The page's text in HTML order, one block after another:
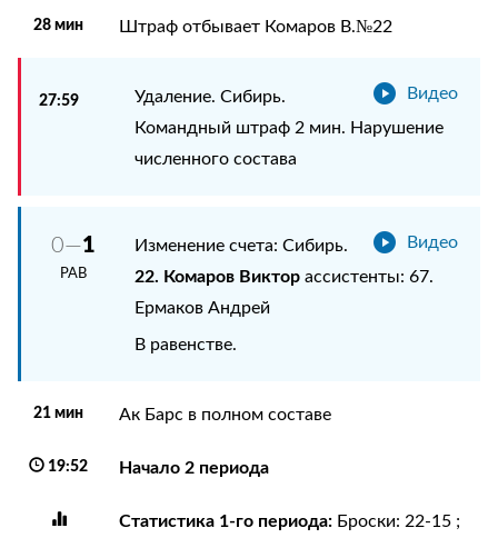
28 мин Штраф отбывает Комаров В.№22
27:59 Видео
Удаление. Сибирь.
Командный штраф 2 мин. Нарушение
численного состава
0—1
РАВ
Видео
Изменение счета: Сибирь.
22. Комаров Викторассистенты: 67.
Ермаков Андрей
В равенстве.
21 мин Ак Барс в полном составе
19:52 Начало 2 периода
Статистика 1-го периода: Броски: 22-15 ;